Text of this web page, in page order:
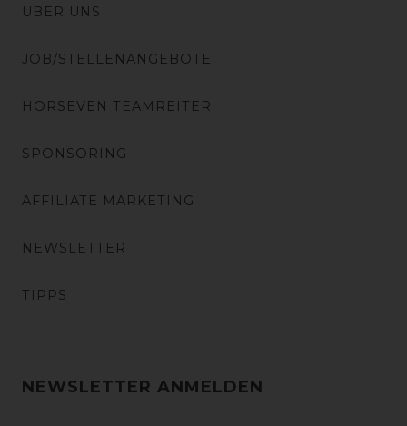
ÜBER UNS
JOB/STELLENANGEBOTE
HORSEVEN TEAMREITER
SPONSORING
AFFILIATE MARKETING
NEWSLETTER
TIPPS
NEWSLETTER ANMELDEN